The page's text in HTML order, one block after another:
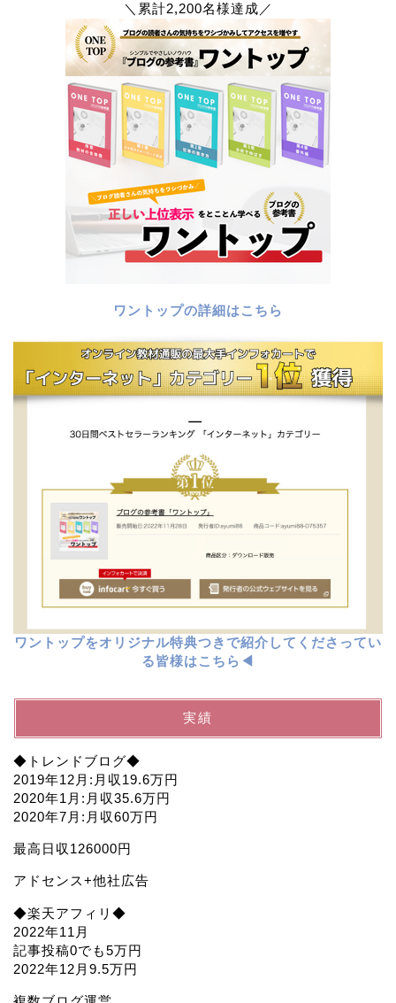
＼累計2,200名様達成／
ワントップの詳細はこちら
ワントップをオリジナル特典つきで紹介してくださってい
る皆様はこちら◀︎
実績
◆トレンドブログ◆
2019年12月:月収19.6万円
2020年1月:月収35.6万円
2020年7月:月収60万円
最高日収126000円
アドセンス+他社広告
◆楽天アフィリ◆
2022年11月
記事投稿0でも5万円
2022年12月9.5万円